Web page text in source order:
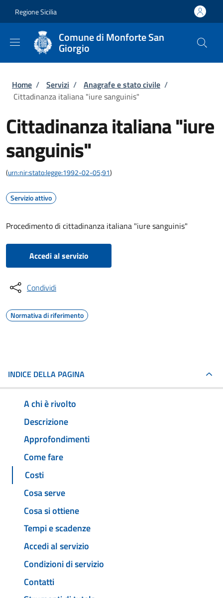
Regione Sicilia
Comune di Monforte San
Giorgio
Briciole di pane
Home / Servizi / Anagrafe e stato civile /
Cittadinanza italiana "iure sanguinis"
Cittadinanza italiana "iure
sanguinis"
(urn:nir:stato:legge:1992-02-05;91)
Servizio attivo
Procedimento di cittadinanza italiana "iure sanguinis"
Accedi al servizio
Condividi
Normativa di riferimento
INDICE DELLA PAGINA
A chi è rivolto
Descrizione
Approfondimenti
Come fare
Costi
Cosa serve
Cosa si ottiene
Tempi e scadenze
Accedi al servizio
Condizioni di servizio
Contatti